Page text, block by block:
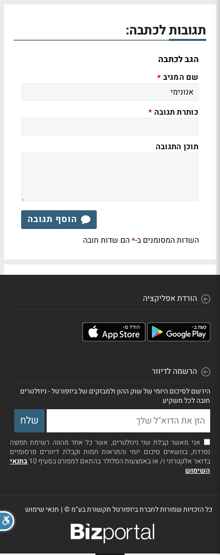
תגובות לכתבה:
הגב לכתבה
שם המגיב *
כותרת תגובה *
תוכן התגובה
הוסף תגובה
השדות המסומנים ב-*הם שדות חובה
הורדת אפליקציה
הרשמה לדיוור
הירשם לסיכום היומי של שוק ההון ולמבזקים של ביזפורטל - ניוזלטרים
חובה לכל משקיע
אני מאשר קבלת שני ניוזלטרים, אשר כל אחד מהווה רשימת תפוצה
נפרדת, בנושאים סיכום יומי והתראות חמות וקבלת דיוורים פרסומיים
בדואר אלקטרוני ו/ או באמצעות הסלולר בהתאם למפורט בסעיף 10
בתנאי
השימוש
כל הזכויות שמורות לחברת ביזפורטל תקשורת בע"מ ©| תנאי שימוש